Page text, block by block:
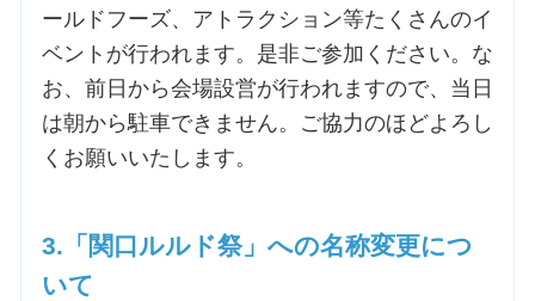
交通・アクセス
ご利用にあたって
交通・アクセス
ールドフーズ、アトラクション等たくさんのイ
ベントが行われます。是非ご参加ください。な
お、前日から会場設営が行われますので、当日
は朝から駐車できません。ご協力のほどよろし
くお願いいたします。
3.「関口ルルド祭」への名称変更につ
いて